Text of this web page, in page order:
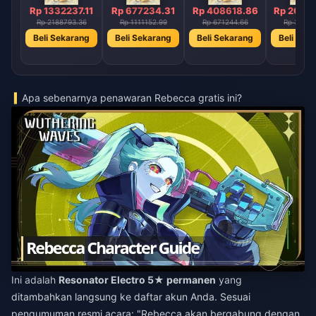
Rp 1332237.11
Rp 2188793.36
Beli Sekarang
Rp 677234.31
Rp 1111152.99
Beli Sekarang
Rp 408618.86
Rp 671244.66
Beli Sekarang
Rp
Rp
Beli
Apa sebenarnya penawaran Rebecca gratis ini?
Ini adalah Resonator Electro 5★ permanen yang
ditambahkan langsung ke daftar akun Anda. Sesuai